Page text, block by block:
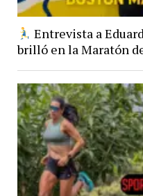
Entrevista a
brilló en la Maratón